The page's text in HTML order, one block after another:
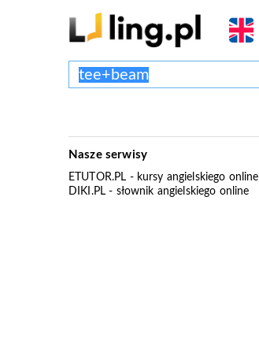
Nasze serwisy
ETUTOR.PL - kursy angielskiego online
DIKI.PL - słownik angielskiego online